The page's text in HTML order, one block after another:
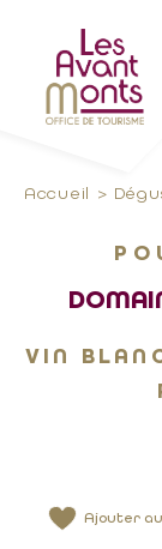
Accueil
VIN
Ajouter